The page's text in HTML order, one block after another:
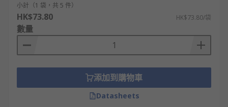
小計（1 袋，共 5 件）
HK$73.80 HK$73.80/袋
數量
添加到購物車
Datasheets